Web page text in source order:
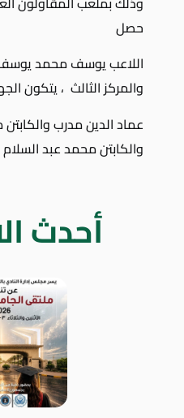
حصل
اللاعب يوسف محمد يوسف
والمركز الثالث ، يتكون
عماد الدين مدرب
والكابتن محمد عبد السلام
أحدث